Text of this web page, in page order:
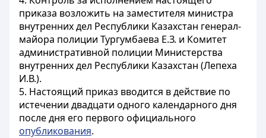
приказа возложить на заместителя министра
внутренних дел Республики Казахстан генерал-
майора полиции Тургумбаева Е.З. и Комитет
административной полиции Министерства
внутренних дел Республики Казахстан (Лепеха
И.В.).
5. Настоящий приказ вводится в действие по
истечении двадцати одного календарного дня
после дня его первого официального
опубликования.